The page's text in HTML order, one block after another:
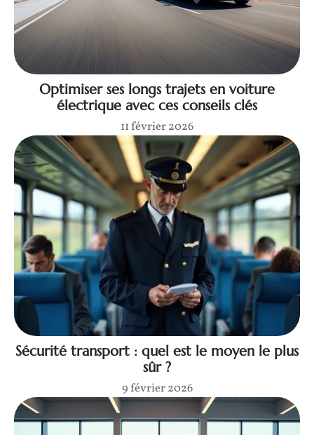
Optimiser ses longs trajets en voiture
électrique avec ces conseils clés
11 février 2026
Sécurité transport : quel est le moyen le plus
sûr ?
9 février 2026